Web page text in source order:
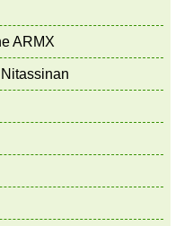
ARMX